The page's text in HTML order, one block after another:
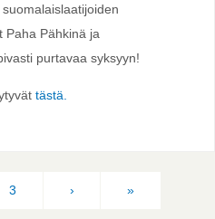
Paha Pähkinä ja
purtavaa syksyyn!
tästä.
3 › »